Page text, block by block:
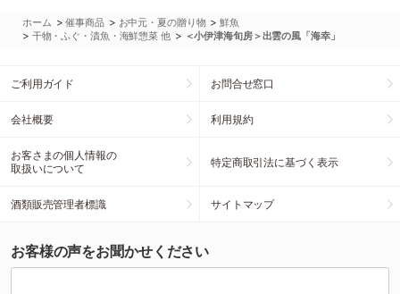
ホーム >催事商品 > お中元・夏の贈り物 >鮮魚
> 干物・ふぐ・漬魚・海鮮惣菜 他 > ＜小伊津海旬房＞出雲の風「海幸」
ご利用ガイド お問合せ窓口
会社概要 利用規約
お客さまの個人情報の
取扱いについて
特定商取引法に基づく表示
酒類販売管理者標識 サイトマップ
お客様の声をお聞かせください